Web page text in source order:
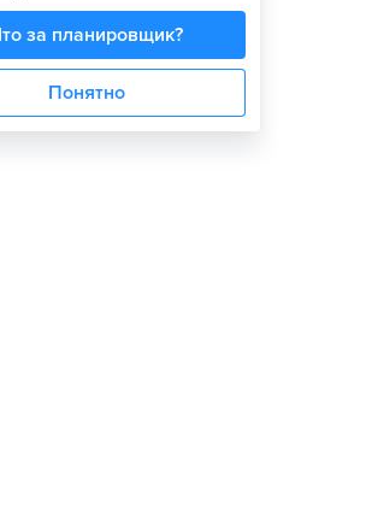
за планировщик?
Понятно